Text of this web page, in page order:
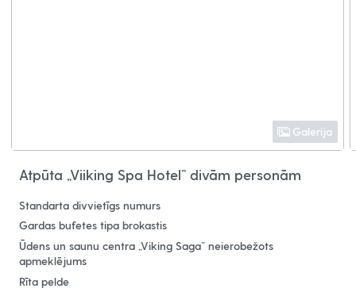
Galerija
Atpūta „Viiking Spa Hotel” divām personām
Standarta divvietīgs numurs
Gardas bufetes tipa brokastis
Ūdens un saunu centra „Viking Saga” neierobežots
apmeklējums
Rīta pelde